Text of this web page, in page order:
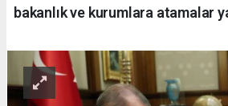
bakanlık ve kurumlara atamalar